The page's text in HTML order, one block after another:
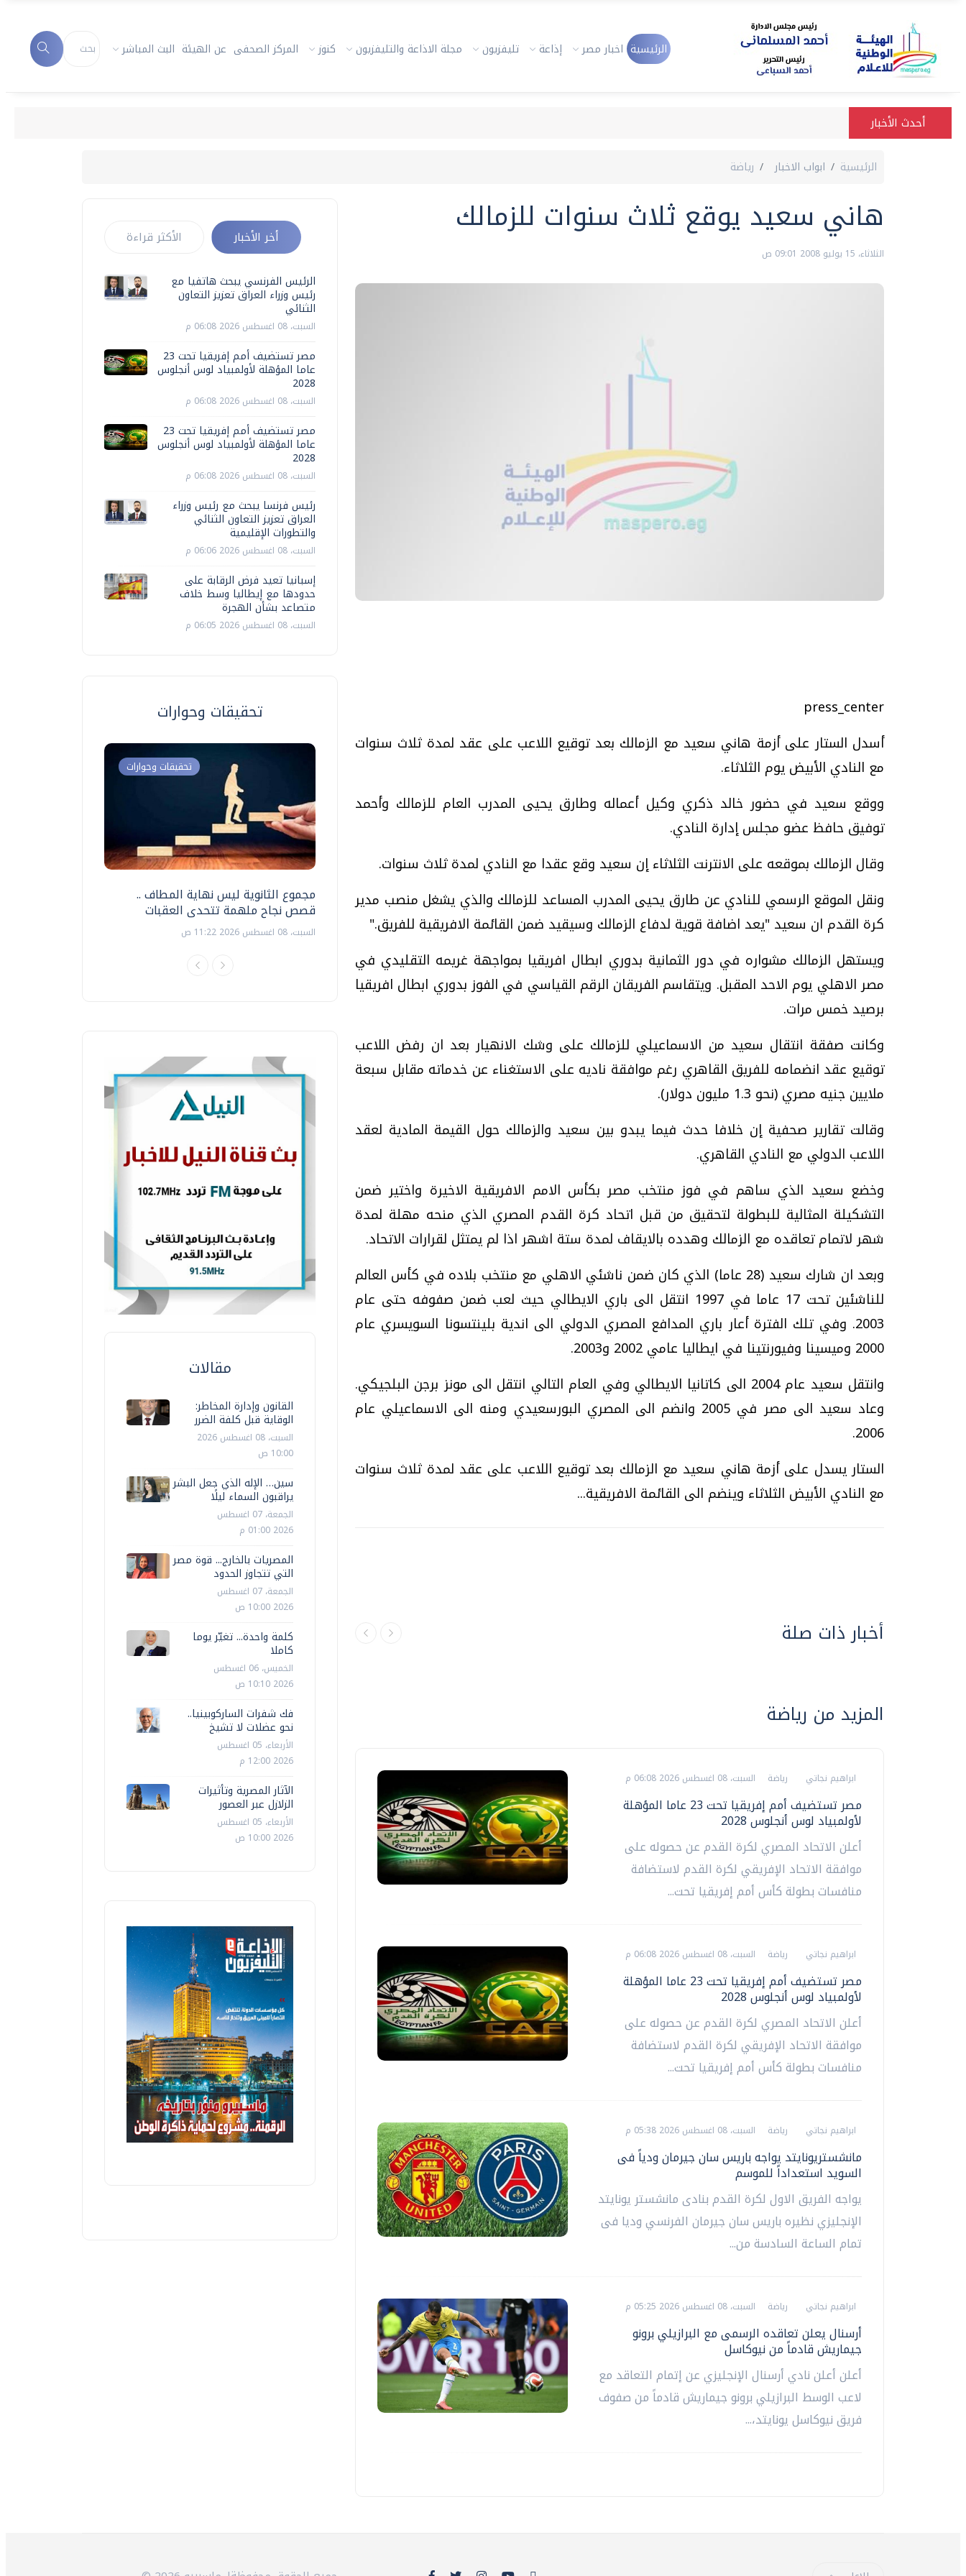
الرئيسية اخبار مصر إذاعة تليفزيون مجلة الاذاعة والتليفزيون كنوز المركز الصحفى عن الهيئة البث المباشر
أحدث الأخبار
الرئيسية ابواب الاخبار رياضة
هاني سعيد يوقع ثلاث سنوات للزمالك
الثلاثاء، 15 يوليو 2008 09:01 ص
press_center
أسدل الستار على أزمة هاني سعيد مع الزمالك بعد توقيع اللاعب على عقد لمدة ثلاث سنوات
مع النادي الأبيض يوم الثلاثاء.
ووقع سعيد في حضور خالد ذكري وكيل أعماله وطارق يحيى المدرب العام للزمالك وأحمد
توفيق حافظ عضو مجلس إدارة النادي.
وقال الزمالك بموقعه على الانترنت الثلاثاء إن سعيد وقع عقدا مع النادي لمدة ثلاث سنوات.
ونقل الموقع الرسمي للنادي عن طارق يحيى المدرب المساعد للزمالك والذي يشغل منصب مدير
كرة القدم ان سعيد "يعد اضافة قوية لدفاع الزمالك وسيقيد ضمن القائمة الافريقية للفريق."
ويستهل الزمالك مشواره في دور الثمانية بدوري ابطال افريقيا بمواجهة غريمه التقليدي في
مصر الاهلي يوم الاحد المقبل. ويتقاسم الفريقان الرقم القياسي في الفوز بدوري ابطال افريقيا
برصيد خمس مرات.
وكانت صفقة انتقال سعيد من الاسماعيلي للزمالك على وشك الانهيار بعد ان رفض اللاعب
توقيع عقد انضمامه للفريق القاهري رغم موافقة ناديه على الاستغناء عن خدماته مقابل سبعة
ملايين جنيه مصري (نحو 1.3 مليون دولار).
وقالت تقارير صحفية إن خلافا حدث فيما يبدو بين سعيد والزمالك حول القيمة المادية لعقد
اللاعب الدولي مع النادي القاهري.
وخضع سعيد الذي ساهم في فوز منتخب مصر بكأس الامم الافريقية الاخيرة واختير ضمن
التشكيلة المثالية للبطولة لتحقيق من قبل اتحاد كرة القدم المصري الذي منحه مهلة لمدة
شهر لاتمام تعاقده مع الزمالك وهدده بالايقاف لمدة ستة اشهر اذا لم يمتثل لقرارات الاتحاد.
وبعد ان شارك سعيد (28 عاما) الذي كان ضمن ناشئي الاهلي مع منتخب بلاده في كأس العالم
للناشئين تحت 17 عاما في 1997 انتقل الى باري الايطالي حيث لعب ضمن صفوفه حتى عام
2003. وفي تلك الفترة أعار باري المدافع المصري الدولي الى اندية بلينتسونا السويسري عام
2000 وميسينا وفيورنتينا في ايطاليا عامي 2002 و2003.
وانتقل سعيد عام 2004 الى كاتانيا الايطالي وفي العام التالي انتقل الى مونز برجن البلجيكي.
وعاد سعيد الى مصر في 2005 وانضم الى المصري البورسعيدي ومنه الى الاسماعيلي عام
2006.
الستار يسدل على أزمة هاني سعيد مع الزمالك بعد توقيع اللاعب على عقد لمدة ثلاث سنوات
مع النادي الأبيض الثلاثاء وينضم الى القائمة الافريقية...
أخبار ذات صلة
المزيد من رياضة
ابراهيم نجاتي رياضة السبت، 08 اغسطس 2026 06:08 م
مصر تستضيف أمم إفريقيا تحت 23 عاما المؤهلة
لأولمبياد لوس أنجلوس 2028
أعلن الاتحاد المصري لكرة القدم عن حصوله على
موافقة الاتحاد الإفريقي لكرة القدم لاستضافة
منافسات بطولة كأس أمم إفريقيا تحت...
ابراهيم نجاتي رياضة السبت، 08 اغسطس 2026 06:08 م
مصر تستضيف أمم إفريقيا تحت 23 عاما المؤهلة
لأولمبياد لوس أنجلوس 2028
أعلن الاتحاد المصري لكرة القدم عن حصوله على
موافقة الاتحاد الإفريقي لكرة القدم لاستضافة
منافسات بطولة كأس أمم إفريقيا تحت...
ابراهيم نجاتي رياضة السبت، 08 اغسطس 2026 05:38 م
مانشستريونايتد يواجه باريس سان جيرمان ودياً فى
السويد استعداداً للموسم
يواجه الفريق الاول لكرة القدم بنادى مانشستر يونايتد
الإنجليزي نظيره باريس سان جيرمان الفرنسي وديا فى
تمام الساعة السادسة من...
ابراهيم نجاتي رياضة السبت، 08 اغسطس 2026 05:25 م
أرسنال يعلن تعاقده الرسمى مع البرازيلي برونو
جيماريش قادماً من نيوكاسل
أعلن أعلن نادي أرسنال الإنجليزي عن إتمام التعاقد مع
لاعب الوسط البرازيلي برونو جيماريش قادماً من صفوف
فريق نيوكاسل يونايتد،...
أخر الأخبار الأكثر قراءة
الرئيس الفرنسي يبحث هاتفيا مع
رئيس وزراء العراق تعزيز التعاون
الثنائي
السبت، 08 اغسطس 2026 06:08 م
مصر تستضيف أمم إفريقيا تحت 23
عاما المؤهلة لأولمبياد لوس أنجلوس
2028
السبت، 08 اغسطس 2026 06:08 م
مصر تستضيف أمم إفريقيا تحت 23
عاما المؤهلة لأولمبياد لوس أنجلوس
2028
السبت، 08 اغسطس 2026 06:08 م
رئيس فرنسا يبحث مع رئيس وزراء
العراق تعزيز التعاون الثنائي
والتطورات الإقليمية
السبت، 08 اغسطس 2026 06:06 م
إسبانيا تعيد فرض الرقابة على
حدودها مع إيطاليا وسط خلاف
متصاعد بشأن الهجرة
السبت، 08 اغسطس 2026 06:05 م
تحقيقات وحوارات
تحقيقات وحوارات
مجموع الثانوية ليس نهاية المطاف ..
قصص نجاح ملهمة تتحدى العقبات
السبت، 08 اغسطس 2026 11:22 ص
بعد إشعارات "جوجل" .. هل يمكن التنبوء
بالزلازل وكيف نتعامل معها؟
الثلاثاء، 04 اغسطس 2026 04:04 م
دليلك للتنسيق الجامعي .. تساؤلات
وإجابات
السبت، 01 اغسطس 2026 10:25 ص
تحقيقات وحوارات
فيديو.. الإعلام الرقمي.. تقنيات واعدة
وتحديات هائلة
مقالات
القانون وإدارة المخاطر:
الوقاية قبل كلفة الضرر
السبت، 08 اغسطس 2026
10:00 ص
سين… الإله الذي جعل البشر
يراقبون السماء ليلًا
الجمعة، 07 اغسطس
2026 01:00 م
المصريات بالخارج... قوة مصر
التي تتجاوز الحدود
الجمعة، 07 اغسطس
2026 10:00 ص
كلمة واحدة... تغيّر يوما
كاملا
الخميس، 06 اغسطس
2026 10:10 ص
فك شفرات الساركوبينيا..
نحو عضلات لا تشيخ
الأربعاء، 05 اغسطس
2026 12:00 م
الآثار المصرية وتأثيرات
الزلازل عبر العصور
الأربعاء، 05 اغسطس
2026 10:00 ص